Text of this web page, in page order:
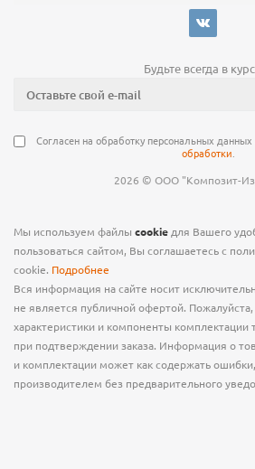
Будьте всегда в
Согласен на обработку персональных
обработки
2026 © ООО "Композит-
Мы используем файлы cookie для Вашего
пользоваться сайтом, Вы соглашаетесь с
cookie. Подробнее
Вся информация на сайте носит
не является публичной офертой. Пожалуйста,
характеристики и компоненты
при подтверждении заказа. Информация о
и комплектации может как содержать
производителем без предварительного